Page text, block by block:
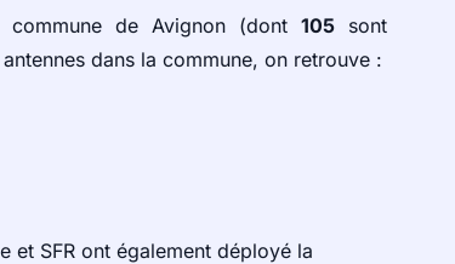
commune de Avignon (dont105 sont
dans la commune, on retrouve :
et SFR ont également déployé la